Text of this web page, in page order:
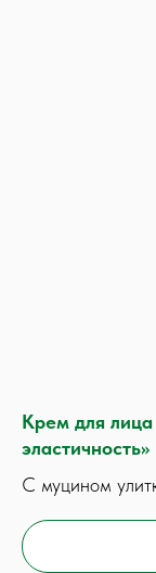
Крем для
С муцином